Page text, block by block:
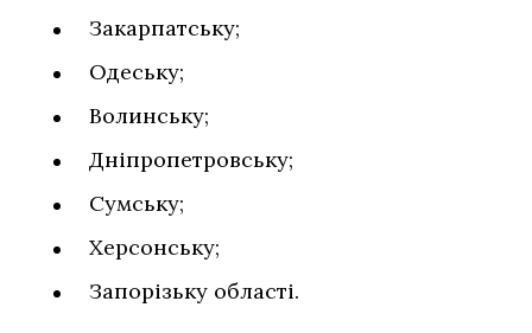
Закарпатську;
Одеську;
Волинську;
Дніпропетровську;
Сумську;
Херсонську;
Запорізьку області.